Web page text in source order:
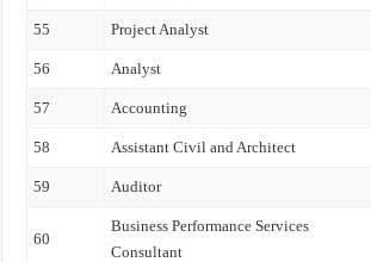
55 Project Analyst
56 Analyst
57 Accounting
58 Assistant Civil and Architect
59 Auditor
60
Business Performance Services
Consultant